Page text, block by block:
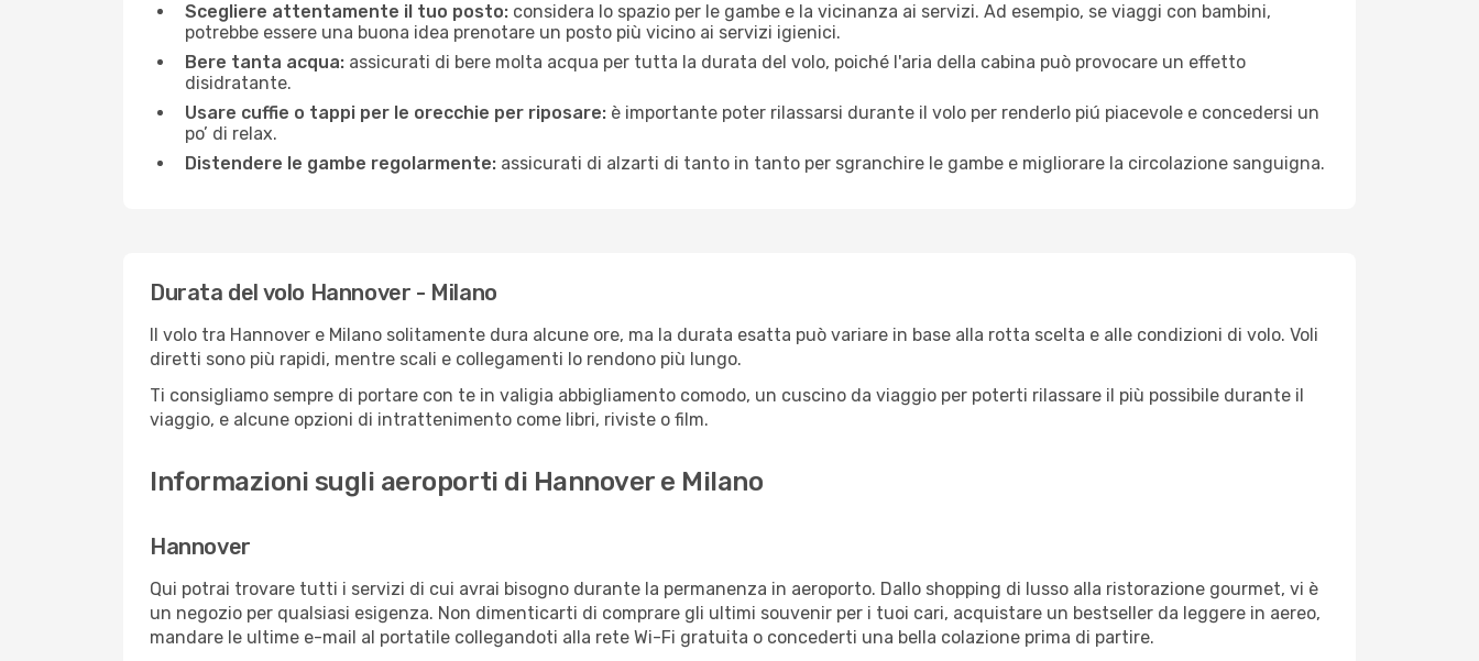
Scegliere attentamente il tuo posto: considera lo spazio per le gambe e la vicinanza ai servizi. Ad esempio, se viaggi con bambini,
potrebbe essere una buona idea prenotare un posto più vicino ai servizi igienici.
Bere tanta acqua: assicurati di bere molta acqua per tutta la durata del volo, poiché l'aria della cabina può provocare un effetto
disidratante.
Usare cuffie o tappi per le orecchie per riposare: è importante poter rilassarsi durante il volo per renderlo piú piacevole e concedersi un
po’ di relax.
Distendere le gambe regolarmente: assicurati di alzarti di tanto in tanto per sgranchire le gambe e migliorare la circolazione sanguigna.
Durata del volo Hannover - Milano
Il volo tra Hannover e Milano solitamente dura alcune ore, ma la durata esatta può variare in base alla rotta scelta e alle condizioni di volo. Voli
diretti sono più rapidi, mentre scali e collegamenti lo rendono più lungo.
Ti consigliamo sempre di portare con te in valigia abbigliamento comodo, un cuscino da viaggio per poterti rilassare il più possibile durante il
viaggio, e alcune opzioni di intrattenimento come libri, riviste o film.
Informazioni sugli aeroporti di Hannover e Milano
Hannover
Qui potrai trovare tutti i servizi di cui avrai bisogno durante la permanenza in aeroporto. Dallo shopping di lusso alla ristorazione gourmet, vi è
un negozio per qualsiasi esigenza. Non dimenticarti di comprare gli ultimi souvenir per i tuoi cari, acquistare un bestseller da leggere in aereo,
mandare le ultime e-mail al portatile collegandoti alla rete Wi-Fi gratuita o concederti una bella colazione prima di partire.